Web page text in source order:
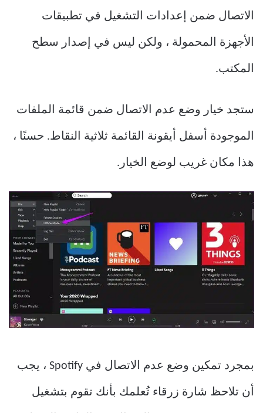
الاتصال ضمن إعدادات التشغيل في تطبيقات
الأجهزة المحمولة ، ولكن ليس في إصدار سطح
المكتب.
ستجد خيار وضع عدم الاتصال ضمن قائمة الملفات
الموجودة أسفل أيقونة القائمة ثلاثية النقاط. حسنًا ،
هذا مكان غريب لوضع الخيار.
بمجرد تمكين وضع عدم الاتصال في Spotify ، يجب
أن تلاحظ شارة زرقاء تُعلمك بأنك تقوم بتشغيل